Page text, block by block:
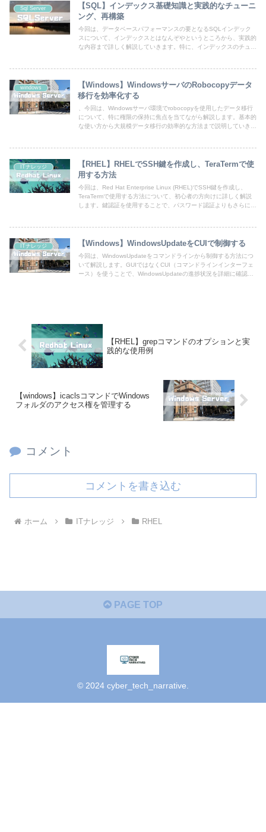
Sql Server
【SQL】インデックス基礎知識と実践的なチューニ
ング、再構築
今回は、データベースパフォーマンスの要となるSQLインデック
スについて、インデックスとはなんぞやというところから、実践的
な内容まで詳しく解説していきます。特に、インデックスのチュー
windows
【Windows】WindowsサーバのRobocopyデータ
移行を効率化する
、今回は、Windowsサーバ環境でrobocopyを使用したデータ移行
について、特に権限の保持に焦点を当てながら解説します。基本的
な使い方から大規模データ移行の効率的な方法まで説明していきま
ITナレッジ
【RHEL】RHELでSSH鍵を作成し、TeraTermで使
用する方法
今回は、Red Hat Enterprise Linux (RHEL)でSSH鍵を作成し、
TeraTermで使用する方法について、初心者の方向けに詳しく解説
します。鍵認証を使用することで、パスワード認証よりもさらに安
ITナレッジ 【Windows】WindowsUpdateをCUIで制御する
今回は、WindowsUpdateをコマンドラインから制御する方法につ
いて解説します。GUIではなくCUI（コマンドラインインターフェ
ース）を使うことで、WindowsUpdateの進捗状況を詳細に確認し
【RHEL】grepコマンドのオプションと実
践的な使用例
【windows】icaclsコマンドでWindows
フォルダのアクセス権を管理する
コメント
コメントを書き込む
ホーム ITナレッジ RHEL
PAGE TOP
© 2024 cyber_tech_narrative.